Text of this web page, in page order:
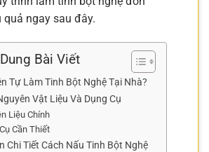
quả ngay sau đây.
Bài Viết
Tự Làm Tinh Bột Nghệ Tại Nhà?
Vật Liệu Và Dụng Cụ
Liệu Chính
Cần Thiết
Chi Tiết Cách Nấu Tinh Bột Nghệ